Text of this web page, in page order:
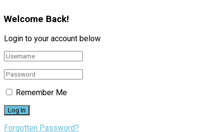
Welcome Back!
Login to your account below
Remember Me
Forgotten Password?